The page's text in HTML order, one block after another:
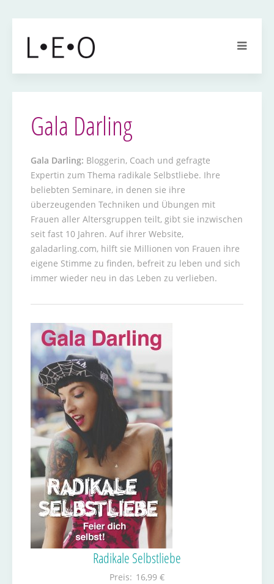
Gala Darling
Gala Darling: Bloggerin, Coach und gefragte
Expertin zum Thema radikale Selbstliebe. Ihre
beliebten Seminare, in denen sie ihre
überzeugenden Techniken und Übungen mit
Frauen aller Altersgruppen teilt, gibt sie inzwischen
seit fast 10 Jahren. Auf ihrer Website,
galadarling.com, hilft sie Millionen von Frauen ihre
eigene Stimme zu finden, befreit zu leben und sich
immer wieder neu in das Leben zu verlieben.
Radikale Selbstliebe
Preis: 16,99 €